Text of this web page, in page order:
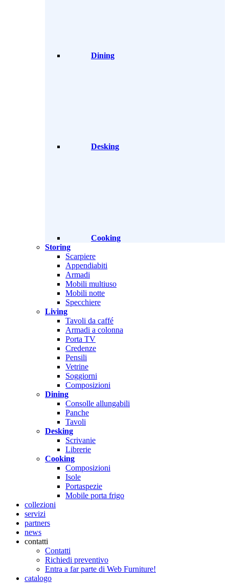
Dining
Desking
Cooking
Storing
Scarpiere
Appendiabiti
Armadi
Mobili multiuso
Mobili notte
Specchiere
Living
Tavoli da caffé
Armadi a colonna
Porta TV
Credenze
Pensili
Vetrine
Soggiorni
Composizioni
Dining
Consolle allungabili
Panche
Tavoli
Desking
Scrivanie
Librerie
Cooking
Composizioni
Isole
Portaspezie
Mobile porta frigo
collezioni
servizi
partners
news
contatti
Contatti
Richiedi preventivo
Entra a far parte di Web Furniture!
catalogo